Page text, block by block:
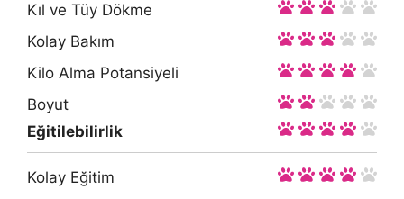
Kıl ve Tüy Dökme
Kolay Bakım
Kilo Alma Potansiyeli
Boyut
Eğitilebilirlik
Kolay Eğitim